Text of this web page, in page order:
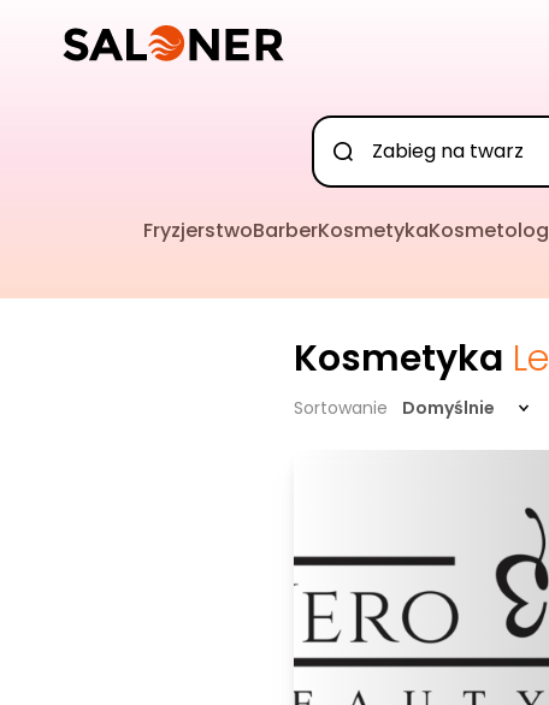
FryzjerstwoBarberKosmetyka
Kosmetyka
Sortowanie Domyślnie